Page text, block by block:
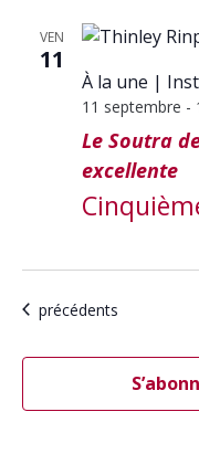
VEN
11
À la une
11 septembre -
Le Soutra
excellente
Calendrier
précédents